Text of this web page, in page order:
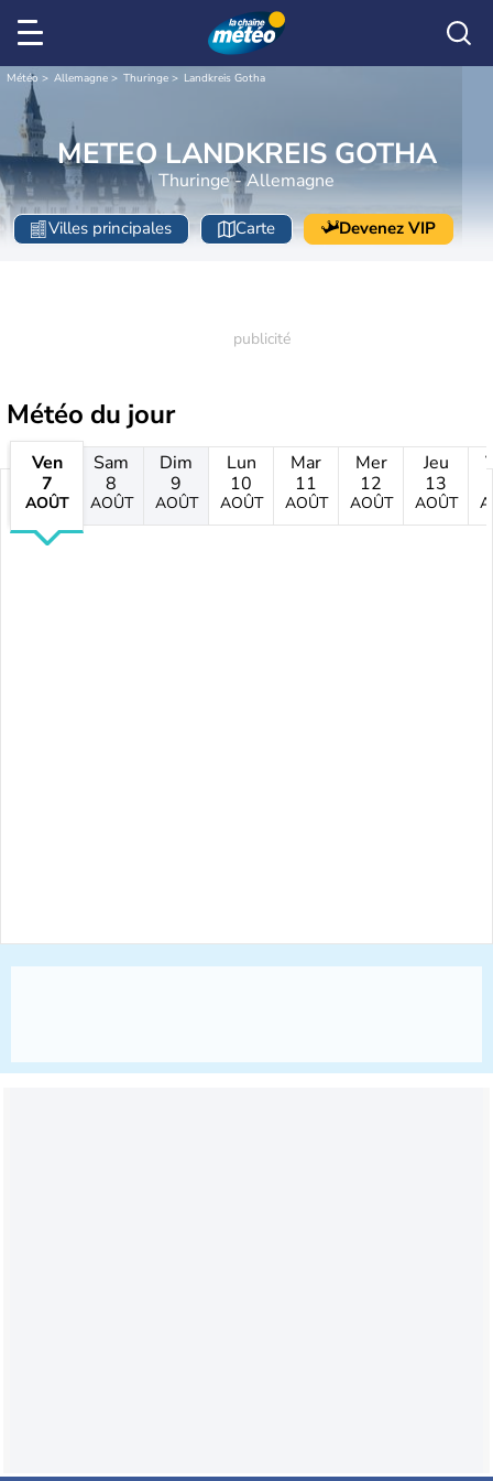
Météo Allemagne Thuringe Landkreis Gotha
METEO LANDKREIS GOTHA
Thuringe - Allemagne
Villes principales Carte Devenez VIP
Météo du jour
Ven
7
AOÛT
Sam
8
AOÛT
Dim
9
AOÛT
Lun
10
AOÛT
Mar
11
AOÛT
Mer
12
AOÛT
Jeu
13
AOÛT